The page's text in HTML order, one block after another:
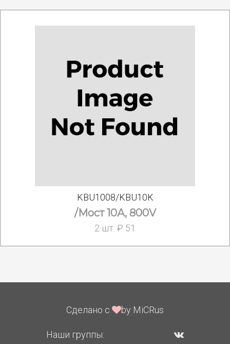
KBU1008/KBU10K
/Мост 10А, 800V
2 шт. ₽ 51
Сделано с by MiCRus
Наши группы: